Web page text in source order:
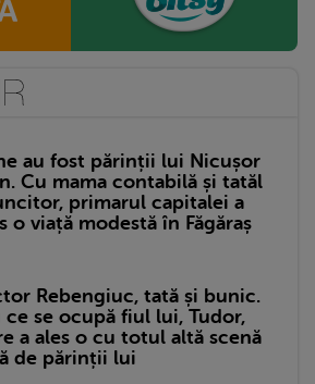
au fost părinții lui Nicușor
Cu mama contabilă și tatăl
primarul capitalei a
o viață modestă în Făgăraș
Rebengiuc, tată și bunic.
ce se ocupă fiul lui, Tudor,
a ales o cu totul altă scenă
de părinții lui